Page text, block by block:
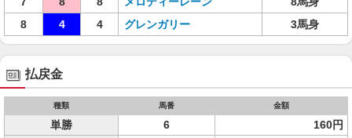
8
4 4 グレンガリー 3馬身
払戻金
種類 馬番 金額
単勝 6 160円